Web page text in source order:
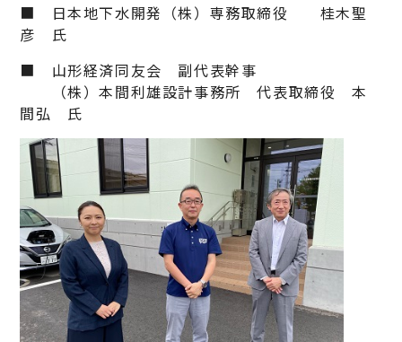
■ 日本地下水開発（株）専務取締役 桂木聖
彦 氏
■ 山形経済同友会 副代表幹事
（株）本間利雄設計事務所 代表取締役 本
間弘 氏